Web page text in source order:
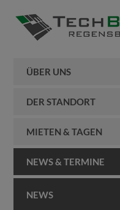
ÜBER UNS
DER STANDORT
MIETEN & TAGEN
NEWS & TERMINE
NEWS